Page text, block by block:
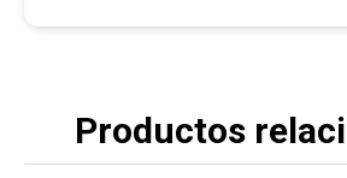
Productos